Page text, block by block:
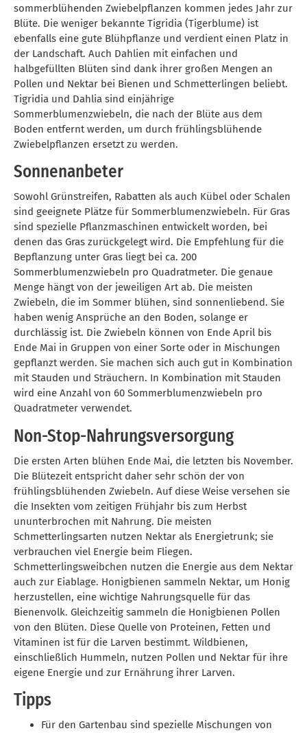
sommerblühenden Zwiebelpflanzen kommen jedes Jahr zur
Blüte. Die weniger bekannte Tigridia (Tigerblume) ist
ebenfalls eine gute Blühpflanze und verdient einen Platz in
der Landschaft. Auch Dahlien mit einfachen und
halbgefüllten Blüten sind dank ihrer großen Mengen an
Pollen und Nektar bei Bienen und Schmetterlingen beliebt.
Tigridia und Dahlia sind einjährige
Sommerblumenzwiebeln, die nach der Blüte aus dem
Boden entfernt werden, um durch frühlingsblühende
Zwiebelpflanzen ersetzt zu werden.
Sonnenanbeter
Sowohl Grünstreifen, Rabatten als auch Kübel oder Schalen
sind geeignete Plätze für Sommerblumenzwiebeln. Für Gras
sind spezielle Pflanzmaschinen entwickelt worden, bei
denen das Gras zurückgelegt wird. Die Empfehlung für die
Bepflanzung unter Gras liegt bei ca. 200
Sommerblumenzwiebeln pro Quadratmeter. Die genaue
Menge hängt von der jeweiligen Art ab. Die meisten
Zwiebeln, die im Sommer blühen, sind sonnenliebend. Sie
haben wenig Ansprüche an den Boden, solange er
durchlässig ist. Die Zwiebeln können von Ende April bis
Ende Mai in Gruppen von einer Sorte oder in Mischungen
gepflanzt werden. Sie machen sich auch gut in Kombination
mit Stauden und Sträuchern. In Kombination mit Stauden
wird eine Anzahl von 60 Sommerblumenzwiebeln pro
Quadratmeter verwendet.
Non-Stop-Nahrungsversorgung
Die ersten Arten blühen Ende Mai, die letzten bis November.
Die Blütezeit entspricht daher sehr schön der von
frühlingsblühenden Zwiebeln. Auf diese Weise versehen sie
die Insekten vom zeitigen Frühjahr bis zum Herbst
ununterbrochen mit Nahrung. Die meisten
Schmetterlingsarten nutzen Nektar als Energietrunk; sie
verbrauchen viel Energie beim Fliegen.
Schmetterlingsweibchen nutzen die Energie aus dem Nektar
auch zur Eiablage. Honigbienen sammeln Nektar, um Honig
herzustellen, eine wichtige Nahrungsquelle für das
Bienenvolk. Gleichzeitig sammeln die Honigbienen Pollen
von den Blüten. Diese Quelle von Proteinen, Fetten und
Vitaminen ist für die Larven bestimmt. Wildbienen,
einschließlich Hummeln, nutzen Pollen und Nektar für ihre
eigene Energie und zur Ernährung ihrer Larven.
Tipps
Für den Gartenbau sind spezielle Mischungen von